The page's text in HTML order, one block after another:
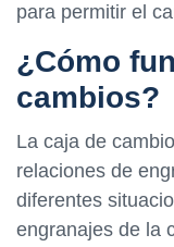
para permitir el
¿Cómo
cambios?
La caja de
relaciones de
diferentes
engranajes de la